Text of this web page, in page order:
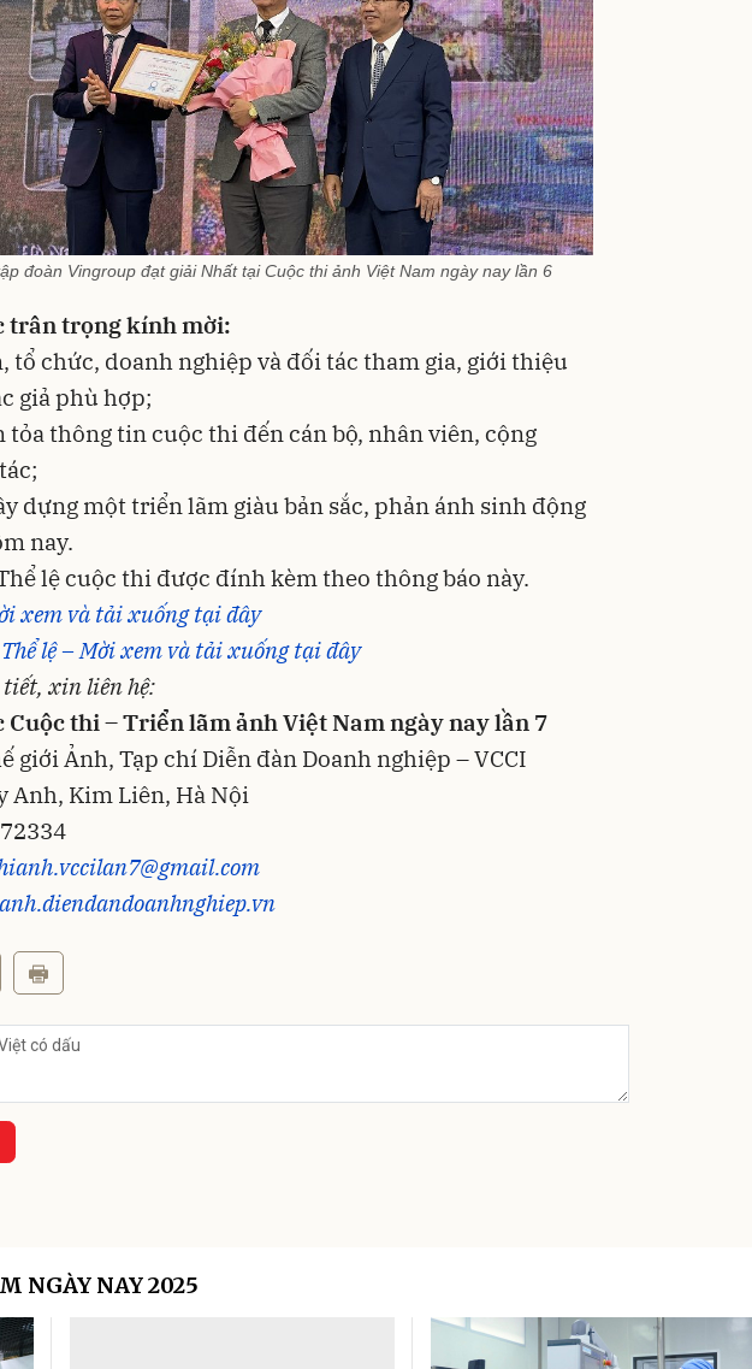
đoàn Vingroup đạt giải Nhất tại Cuộc thi ảnh Việt Nam ngày nay lần 6
trân trọng kính mời:
tổ chức, doanh nghiệp và đối tác tham gia, giới thiệu
giả phù hợp;
tỏa thông tin cuộc thi đến cán bộ, nhân viên, cộng
dựng một triển lãm giàu bản sắc, phản ánh sinh động
nay.
lệ cuộc thi được đính kèm theo thông báo này.
xem và tải xuống tại đây
lệ – Mời xem và tải xuống tại đây
xin liên hệ:
Cuộc thi – Triển lãm ảnh Việt Nam ngày nay lần 7
giới Ảnh, Tạp chí Diễn đàn Doanh nghiệp – VCCI
Anh, Kim Liên, Hà Nội
NGÀY NAY 2025